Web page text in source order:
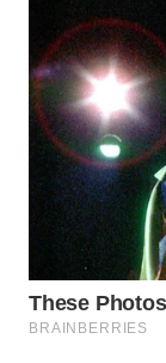
MALUT
WN
DAIRI
WN
DANAU
TOBA
WN
NIAS